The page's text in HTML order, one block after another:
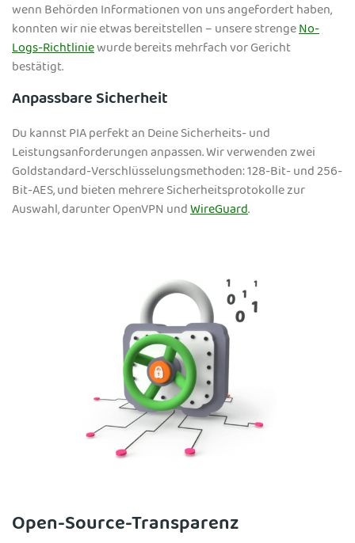
wenn Behörden Informationen von uns angefordert haben,
konnten wir nie etwas bereitstellen – unsere strengeNo-
Logs-Richtliniewurde bereits mehrfach vor Gericht
bestätigt.
Anpassbare Sicherheit
Du kannst PIA perfekt an Deine Sicherheits- und
Leistungsanforderungen anpassen. Wir verwenden zwei
Goldstandard-Verschlüsselungsmethoden: 128-Bit- und 256-
Bit-AES, und bieten mehrere Sicherheitsprotokolle zur
Auswahl, darunter OpenVPN undWireGuard.
Open-Source-Transparenz